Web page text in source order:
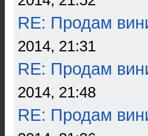
RE: Продам
2014, 21:31
RE: Продам
2014, 21:48
RE: Продам